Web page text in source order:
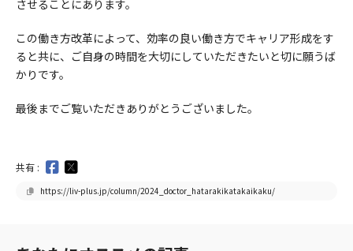
させることにあります。
この働き方改革によって、効率の良い働き方でキャリア形成をす
ると共に、ご自身の時間を大切にしていただきたいと切に願うば
かりです。
最後までご覧いただきありがとうございました。
共有 :
https://liv-plus.jp/column/2024_doctor_hatarakikatakaikaku/